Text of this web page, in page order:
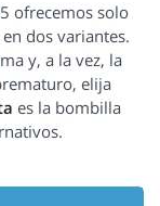
ofrecemos solo
dos variantes.
y, a la vez, la
elija
es la bombilla